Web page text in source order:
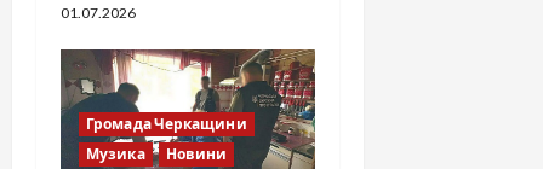
01.07.2026
Громада Черкащини
Музика
Новини